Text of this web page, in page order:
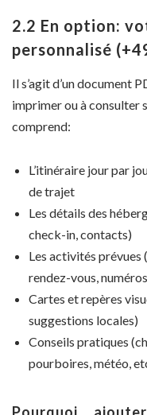
2.2 En option:
personnalisé
Il s’agit d’un document
imprimer ou à consulter
comprend:
L’itinéraire jour par
de trajet
Les détails des
check-in, contacts)
Les activités prévues
rendez-vous,
Cartes et repères
suggestions locales)
Conseils pratiques
pourboires, météo,